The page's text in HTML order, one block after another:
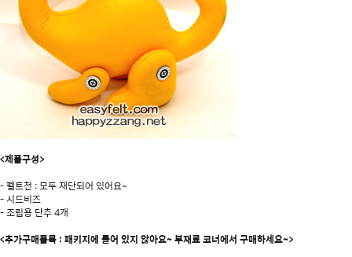
<제품구성>
- 펠트천 : 모두 재단되어 있어요~
- 시드비즈
- 조립용 단추 4개
<추가구매품목 : 패키지에 들어 있지 않아요~ 부재료 코너에서 구매하세요~>